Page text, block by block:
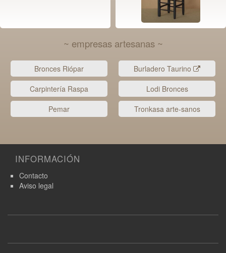
~ empresas artesanas ~
Bronces Riópar
Burladero Taurino
Carpintería Raspa
Lodi Bronces
Pemar
Tronkasa arte-sanos
INFORMACIÓN
Contacto
Aviso legal